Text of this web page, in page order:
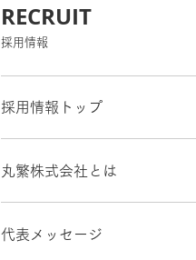
RECRUIT
採用情報
採用情報トップ
丸繁株式会社とは
代表メッセージ